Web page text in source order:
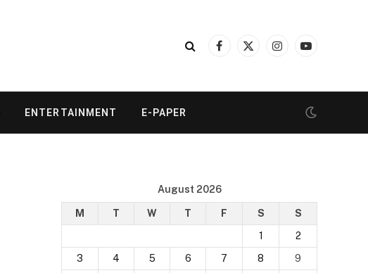
Facebook
X
InstagramYouTube
ENTERTAINMENT E-PAPER
August 2026
M T W T F S
S
1
2
3
4 5 6 7 8
9